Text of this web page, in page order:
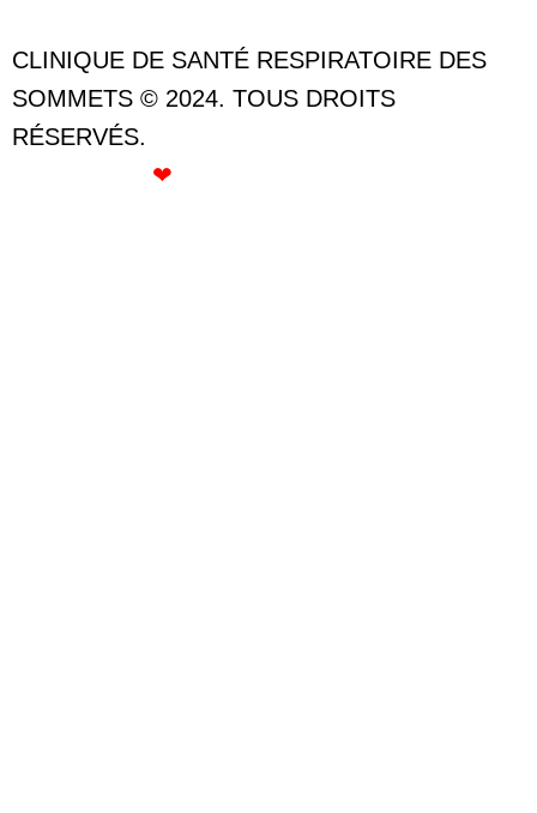
CLINIQUE DE SANTÉ RESPIRATOIRE DES
SOMMETS © 2024. TOUS DROITS
RÉSERVÉS.
❤